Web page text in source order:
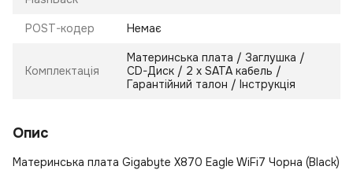
POST-кодер Немає
Комплектація
Материнська плата / Заглушка /
CD-Диск / 2 х SATA кабель /
Гарантійний талон / Інструкція
Опис
Материнська плата Gigabyte X870 Eagle WiFi7 Чорна (Black)